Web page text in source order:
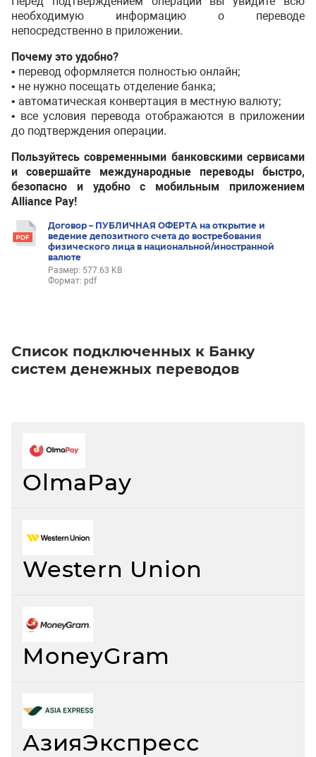
необходимую информацию о переводе
непосредственно в приложении.
Почему это удобно?
• перевод оформляется полностью онлайн;
• не нужно посещать отделение банка;
• автоматическая конвертация в местную валюту;
• все условия перевода отображаются в приложении
до подтверждения операции.
Пользуйтесь современными банковскими сервисами
и совершайте международные переводы быстро,
безопасно и удобно с мобильным приложением
Alliance Pay!
Договор – ПУБЛИЧНАЯ ОФЕРТА на открытие и
ведение депозитного счета до востребования
физического лица в национальной/иностранной
валюте
Размер: 577.63 KB
Формат: pdf
Список подключенных к Банку
систем денежных переводов
OlmaPay
Western Union
MoneyGram
АзияЭкспресс